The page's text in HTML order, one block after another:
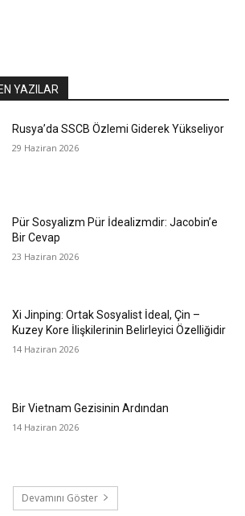
YAZILAR
Rusya’da SSCB Özlemi Giderek Yükseliyor
29 Haziran 2026
Pür Sosyalizm Pür İdealizmdir: Jacobin’e
Bir Cevap
23 Haziran 2026
Xi Jinping: Ortak Sosyalist İdeal, Çin –
Kuzey Kore İlişkilerinin Belirleyici Özelliğidir
14 Haziran 2026
Bir Vietnam Gezisinin Ardından
14 Haziran 2026
Devamını Göster